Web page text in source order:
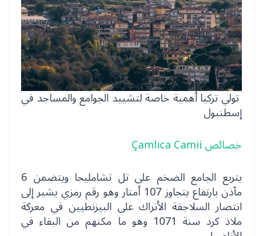
تولي تركيا أهمية خاصة لتشييد الجوامع والمساجد في
إسطنبول
خصائص Çamlıca Camii
يتربع الجامع الضخم على تل تشامليجا ويتضمن 6
مآذن بارتفاع يتجاوز 107 أمتار وهو رقم رمزي يشير إلى
انتصار السلاجقة الأتراك على البيزنطيين في معركة
ملاذ كرد سنة 1071 وهو ما مكنهم من البقاء في